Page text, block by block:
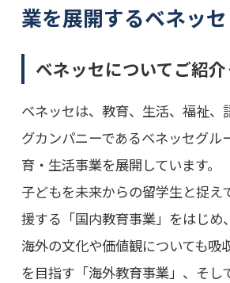
業を展開するベネッセ
ベネッセについてご紹介
ベネッセは、教育、生活、福祉、
グカンパニーであるベネッセグル
育・生活事業を展開しています。
子どもを未来からの留学生と捉え
援する「国内教育事業」をはじめ
海外の文化や価値観についても吸
を目指す「海外教育事業」、そし